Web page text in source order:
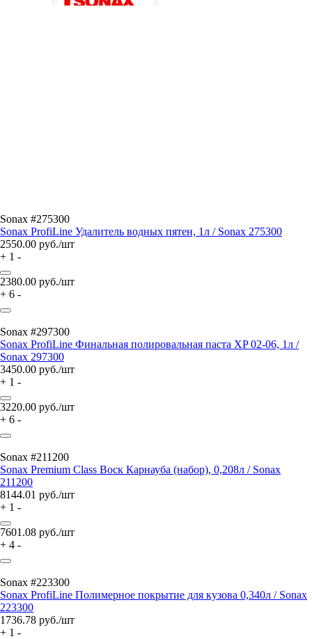
Sonax #275300
Sonax ProfiLine Удалитель водных пятен, 1л / Sonax 275300
2550.00 руб./шт
+ 1 -
2380.00 руб./шт
+ 6 -
Sonax #297300
Sonax ProfiLine Финальная полировальная паста XP 02-06, 1л /
Sonax 297300
3450.00 руб./шт
+ 1 -
3220.00 руб./шт
+ 6 -
Sonax #211200
Sonax Premium Class Воск Карнауба (набор), 0,208л / Sonax
211200
8144.01 руб./шт
+ 1 -
7601.08 руб./шт
+ 4 -
Sonax #223300
Sonax ProfiLine Полимерное покрытие для кузова 0,340л / Sonax
223300
1736.78 руб./шт
+ 1 -